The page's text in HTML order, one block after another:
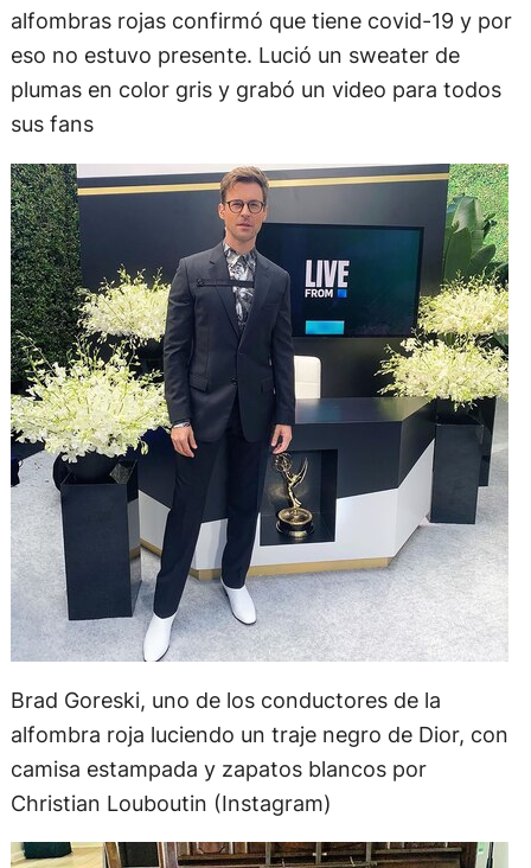
alfombras rojas confirmó que tiene covid-19 y por
eso no estuvo presente. Lució un sweater de
plumas en color gris y grabó un video para todos
sus fans
Brad Goreski, uno de los conductores de la
alfombra roja luciendo un traje negro de Dior, con
camisa estampada y zapatos blancos por
Christian Louboutin (Instagram)